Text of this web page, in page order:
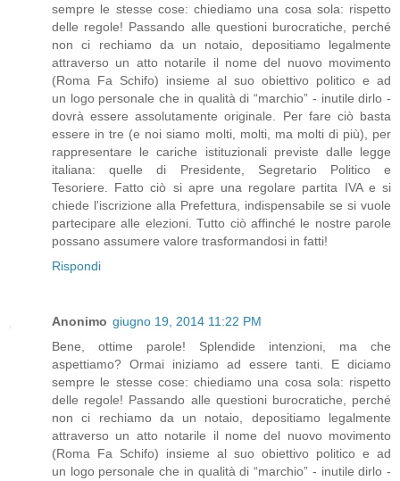
sempre le stesse cose: chiediamo una cosa sola: rispetto
delle regole! Passando alle questioni burocratiche, perché
non ci rechiamo da un notaio, depositiamo legalmente
attraverso un atto notarile il nome del nuovo movimento
(Roma Fa Schifo) insieme al suo obiettivo politico e ad
un logo personale che in qualità di “marchio” - inutile dirlo -
dovrà essere assolutamente originale. Per fare ciò basta
essere in tre (e noi siamo molti, molti, ma molti di più), per
rappresentare le cariche istituzionali previste dalle legge
italiana: quelle di Presidente, Segretario Politico e
Tesoriere. Fatto ciò si apre una regolare partita IVA e si
chiede l'iscrizione alla Prefettura, indispensabile se si vuole
partecipare alle elezioni. Tutto ciò affinché le nostre parole
possano assumere valore trasformandosi in fatti!
Rispondi
Anonimo giugno 19, 2014 11:22 PM
Bene, ottime parole! Splendide intenzioni, ma che
aspettiamo? Ormai iniziamo ad essere tanti. E diciamo
sempre le stesse cose: chiediamo una cosa sola: rispetto
delle regole! Passando alle questioni burocratiche, perché
non ci rechiamo da un notaio, depositiamo legalmente
attraverso un atto notarile il nome del nuovo movimento
(Roma Fa Schifo) insieme al suo obiettivo politico e ad
un logo personale che in qualità di “marchio” - inutile dirlo -